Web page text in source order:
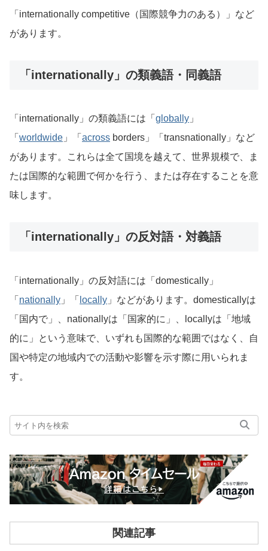
「internationally competitive（国際競争力のある）」など
があります。
「internationally」の類義語・同義語
「internationally」の類義語には「 globally 」
「 worldwide 」「 across borders」「transnationally」など
があります。これらは全て国境を越えて、世界規模で、ま
たは国際的な範囲で何かを行う、または存在することを意
味します。
「internationally」の反対語・対義語
「internationally」の反対語には「domestically」
「 nationally 」「 locally 」などがあります。domesticallyは
「国内で」、nationallyは「国家的に」、locallyは「地域
的に」という意味で、いずれも国際的な範囲ではなく、自
国や特定の地域内での活動や影響を示す際に用いられま
す。
関連記事